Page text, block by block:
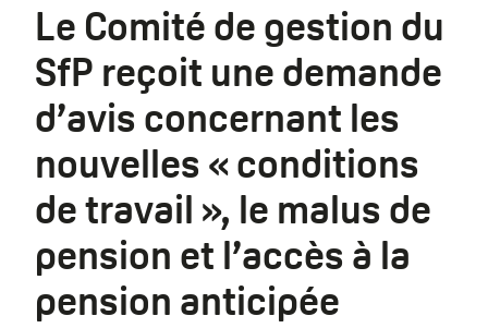
Le Comité de gestion du
SfP reçoit une demande
d’avis concernant les
nouvelles « conditions
de travail », le malus de
pension et l’accès à la
pension anticipée